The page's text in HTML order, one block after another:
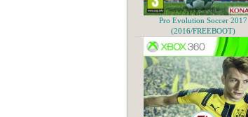
Pro Evolution Soccer 2017
(2016/FREEBOOT)